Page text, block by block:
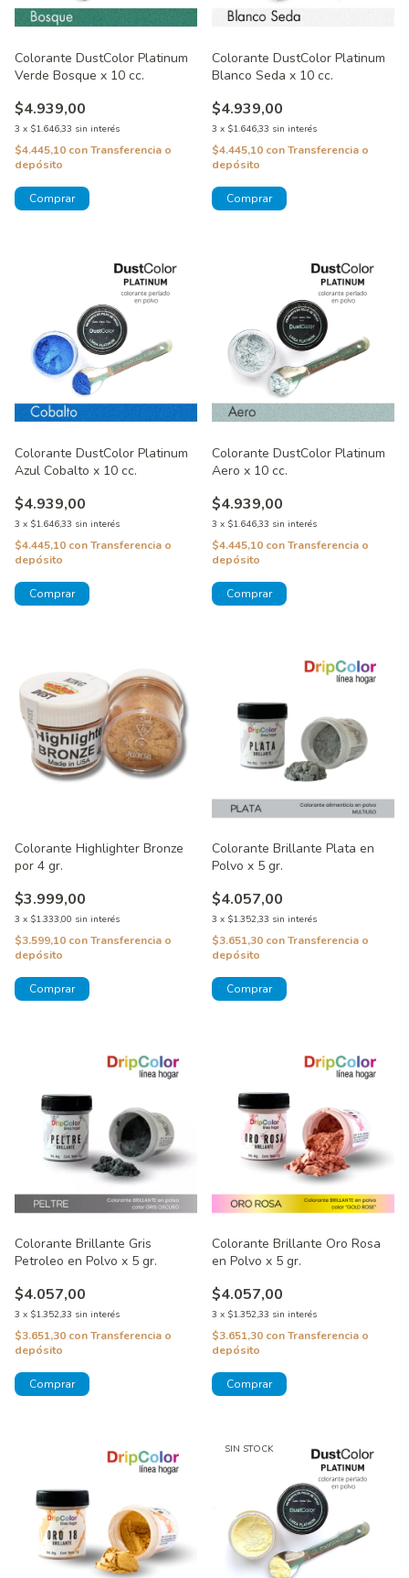
Colorante DustColor Platinum
Verde Bosque x 10 cc.
$4.939,00
3 x $1.646,33 sin interés
$4.445,10 conTransferencia o
depósito
Colorante DustColor Platinum
Blanco Seda x 10 cc.
$4.939,00
3 x $1.646,33 sin interés
$4.445,10 conTransferencia o
depósito
Colorante DustColor Platinum
Azul Cobalto x 10 cc.
$4.939,00
3 x $1.646,33 sin interés
$4.445,10 conTransferencia o
depósito
Colorante DustColor Platinum
Aero x 10 cc.
$4.939,00
3 x $1.646,33 sin interés
$4.445,10 conTransferencia o
depósito
Colorante Highlighter Bronze
por 4 gr.
$3.999,00
3 x $1.333,00 sin interés
$3.599,10 conTransferencia o
depósito
Colorante Brillante Plata en
Polvo x 5 gr.
$4.057,00
3 x $1.352,33 sin interés
$3.651,30 conTransferencia o
depósito
Colorante Brillante Gris
Petroleo en Polvo x 5 gr.
$4.057,00
3 x $1.352,33 sin interés
$3.651,30 conTransferencia o
depósito
Colorante Brillante Oro Rosa
en Polvo x 5 gr.
$4.057,00
3 x $1.352,33 sin interés
$3.651,30 conTransferencia o
depósito
SIN STOCK